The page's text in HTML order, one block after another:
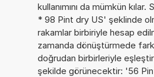
kullanımını da mümkün
* 98 Pint dry US' şeklinde
rakamlar birbiriyle hesap
zamanda dönüştürmede
doğrudan birbirleriyle
şekilde görünecektir: '56